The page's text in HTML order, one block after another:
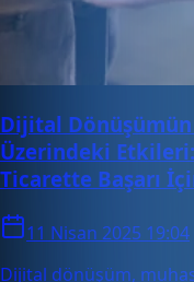
Dijital Dönüşümün
Üzerindeki
Ticarette Başarı
11 Nisan 2025 19:04
Dijital dönüşüm,